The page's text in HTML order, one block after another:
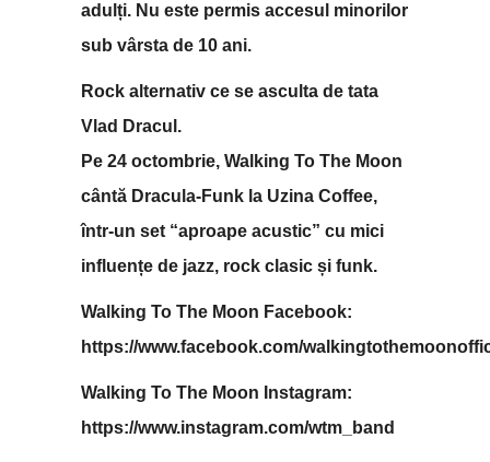
adulți. Nu este permis accesul minorilor
sub vârsta de 10 ani.
Rock alternativ ce se asculta de tata
Vlad Dracul.
Pe 24 octombrie, Walking To The Moon
cântă Dracula-Funk la Uzina Coffee,
într-un set “aproape acustic” cu mici
influențe de jazz, rock clasic și funk.
Walking To The Moon Facebook:
https://www.facebook.com/
Walking To The Moon Instagram:
https://www.instagram.com/wtm_band